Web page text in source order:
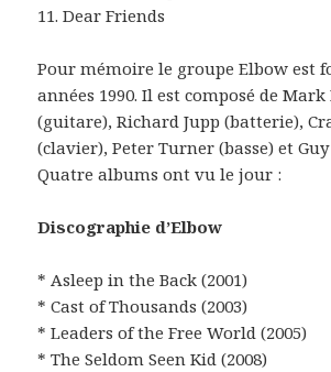
11. Dear Friends
Pour mémoire le groupe Elbow est
années 1990. Il est composé de
(guitare), Richard Jupp (batterie),
(clavier), Peter Turner (basse) et
Quatre albums ont vu le jour :
Discographie d’Elbow
* Asleep in the Back (2001)
* Cast of Thousands (2003)
* Leaders of the Free World (2005)
* The Seldom Seen Kid (2008)